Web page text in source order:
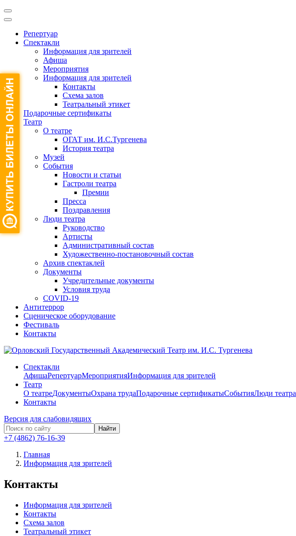
Репертуар
Спектакли
Информация для зрителей
Афиша
Мероприятия
Информация для зрителей
Контакты
Схема залов
Театральный этикет
Подарочные сертификаты
Театр
О театре
ОГАТ им. И.С.Тургенева
История театра
Музей
События
Новости и статьи
Гастроли театра
Премии
Пресса
Поздравления
Люди театра
Руководство
Артисты
Административный состав
Художественно-постановочный состав
Архив спектаклей
Документы
Учредительные документы
Условия труда
COVID-19
Антитеррор
Сценическое оборудование
Фестиваль
Контакты
Спектакли
АфишаРепертуарМероприятияИнформация для зрителей
Театр
О театреДокументыОхрана трудаПодарочные сертификатыСобытияЛюди театра
Контакты
Версия для слабовидящих
Найти
+7 (4862) 76-16-39
Главная
Информация для зрителей
Контакты
Информация для зрителей
Контакты
Схема залов
Театральный этикет